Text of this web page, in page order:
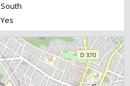
South
Yes